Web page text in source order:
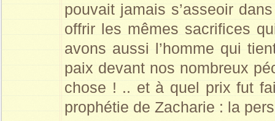
pouvait jamais s’asseoir
offrir les mêmes sacrifices
avons aussi l’homme qui
paix devant nos nombreux
chose ! .. et à quel prix fut
prophétie de Zacharie : la